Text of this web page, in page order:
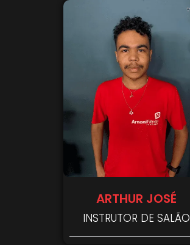
ARTHUR JOSÉ
INSTRUTOR DE SALÃO